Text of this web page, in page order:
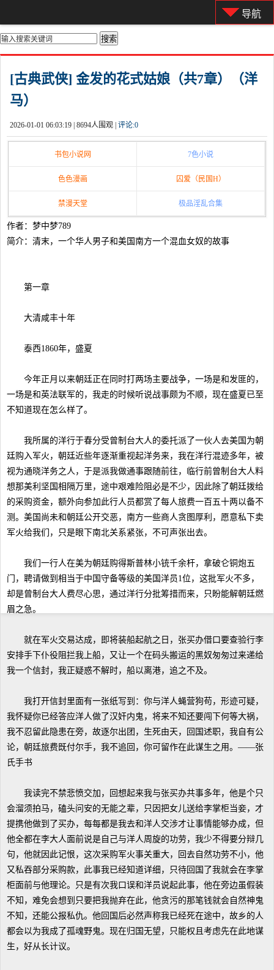
导航
你的位置： 首页>都市激情
[古典武侠] 金发的花式姑娘（共7章）（洋
马）
2026-01-01 06:03:19 | 8694人围观 | 评论:0
书包小说网 7色小说
色色漫画 囚爱（民国H）
禁漫天堂 极品淫乱合集
作者：梦中梦789
简介：清末，一个华人男子和美国南方一个混血女奴的故事
第一章
大清咸丰十年
泰西1860年，盛夏
今年正月以来朝廷正在同时打两场主要战争，一场是和发匪的，
一场是和英法联军的，我走的时候听说战事颇为不顺，现在盛夏已至
不知道现在怎么样了。
我所属的洋行于春分受曾制台大人的委托派了一伙人去美国为朝
廷购入军火，朝廷近些年逐渐重视起洋务来，我在洋行混迹多年，被
视为通晓洋务之人，于是派我做通事跟随前往，临行前曾制台大人料
想那美利坚国相隔万里，途中艰难险阻必是不少，因此除了朝廷拨给
的采购资金，额外向参加此行人员都赏了每人旅费一百五十两以备不
测。美国尚未和朝廷公开交恶，南方一些商人贪图厚利，愿意私下卖
军火给我们，只是眼下南北关系紧张，不可声张出去。
我们一行人在美为朝廷购得斯普林小铳千余杆，拿破仑铜炮五
门，聘请做到相当于中国守备等级的美国洋员1位，这批军火不多，
却是曾制台大人费尽心思，通过洋行分批筹措而来，只盼能解朝廷燃
眉之急。
就在军火交易达成，即将装船起航之日，张买办借口要查验行李
安排手下仆役阻拦我上船，又让一个在码头搬运的黑奴匆匆过来递给
我一个信封，我正疑惑不解时，船以离港，追之不及。
我打开信封里面有一张纸写到：你与洋人蝇营狗苟，形迹可疑，
我怀疑你已经答应洋人做了汉奸内鬼，将来不知还要闯下何等大祸，
我不忍留此隐患在旁，故逐尔出团，生死由天，回国述职，我自有公
论，朝廷旅费既付尔手，我不追回，你可留作在此谋生之用。——张
氏手书
我读完不禁悲愤交加，回想起来我与张买办共事多年，他是个只
会溜须拍马，磕头问安的无能之辈，只因把女儿送给李掌柜当妾，才
提携他做到了买办，每每都是我去和洋人交涉才让事情能够办成，但
他全都在李大人面前说是自己与洋人周旋的功劳，我少不得要分辩几
句，他就因此记恨，这次采购军火事关重大，回去自然功劳不小，他
又私吞部分采购款，此事我已经知道详细，只待回国了我就会在李掌
柜面前与他理论。只是有次我口误和洋员说起此事，他在旁边虽假装
不知，难免会想到只要把我抛弃在此，他贪污的那笔钱就会自然神鬼
不知，还能公报私仇。他回国后必然声称我已经死在途中，故乡的人
都会以为我成了孤魂野鬼。现在归国无望，只能权且考虑先在此地谋
生，好从长计议。